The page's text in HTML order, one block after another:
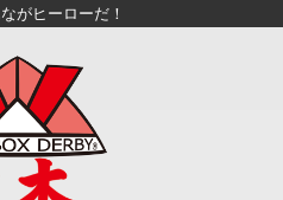
がヒーローだ！